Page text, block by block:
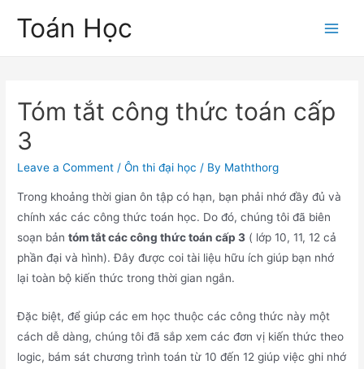
Toán Học
Tóm tắt công thức toán cấp
3
Leave a Comment /Ôn thi đại học / By Maththorg
Trong khoảng thời gian ôn tập có hạn, bạn phải nhớ đầy đủ và
chính xác các công thức toán học. Do đó, chúng tôi đã biên
soạn bảntóm tắt các công thức toán cấp 3 ( lớp 10, 11, 12 cả
phần đại và hình). Đây được coi tài liệu hữu ích giúp bạn nhớ
lại toàn bộ kiến thức trong thời gian ngắn.
Đặc biệt, để giúp các em học thuộc các công thức này một
cách dễ dàng, chúng tôi đã sắp xem các đơn vị kiến thức theo
logic, bám sát chương trình toán từ 10 đến 12 giúp việc ghi nhớ